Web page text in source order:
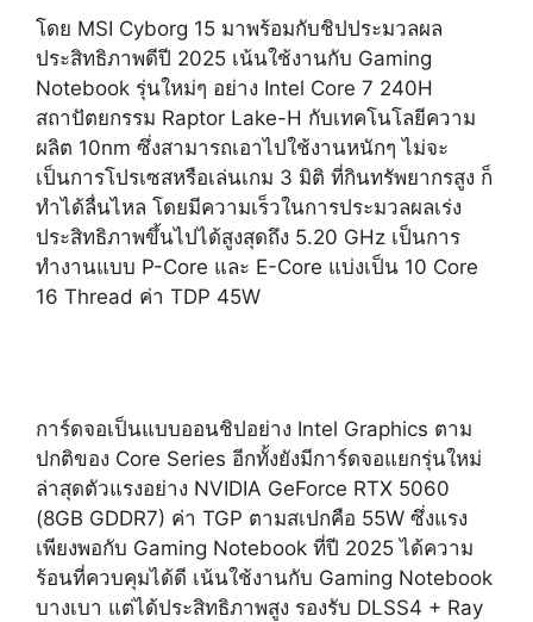
โดย MSI Cyborg 15 มาพร้อมกับชิปประมวลผล
ประสิทธิภาพดีปี 2025 เน้นใช้งานกับ Gaming
Notebook รุ่นใหม่ๆ อย่าง Intel Core 7 240H
สถาปัตยกรรม Raptor Lake-H กับเทคโนโลยีความ
ผลิต 10nm ซึ่งสามารถเอาไปใช้งานหนักๆ ไม่จะ
เป็นการโปรเซสหรือเล่นเกม 3 มิติ ที่กินทรัพยากรสูง ก็
ทำได้ลื่นไหล โดยมีความเร็วในการประมวลผลเร่ง
ประสิทธิภาพขึ้นไปได้สูงสุดถึง 5.20 GHz เป็นการ
ทำงานแบบ P-Core และ E-Core แบ่งเป็น 10 Core
16 Thread ค่า TDP 45W
การ์ดจอเป็นแบบออนชิปอย่าง Intel Graphics ตาม
ปกติของ Core Series อีกทั้งยังมีการ์ดจอแยกรุ่นใหม่
ล่าสุดตัวแรงอย่าง NVIDIA GeForce RTX 5060
(8GB GDDR7) ค่า TGP ตามสเปกคือ 55W ซึ่งแรง
เพียงพอกับ Gaming Notebook ที่ปี 2025 ได้ความ
ร้อนที่ควบคุมได้ดี เน้นใช้งานกับ Gaming Notebook
บางเบา แต่ได้ประสิทธิภาพสูง รองรับ DLSS4 + Ray